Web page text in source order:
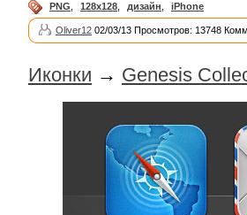
PNG 128x128 дизайн iPhone
Oliver12 02/03/13 Просмотров: 13748
Иконки → Genesis